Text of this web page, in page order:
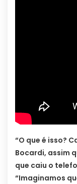
“O que é isso?
Bocardi, assim
que caiu o
“Imaginamos